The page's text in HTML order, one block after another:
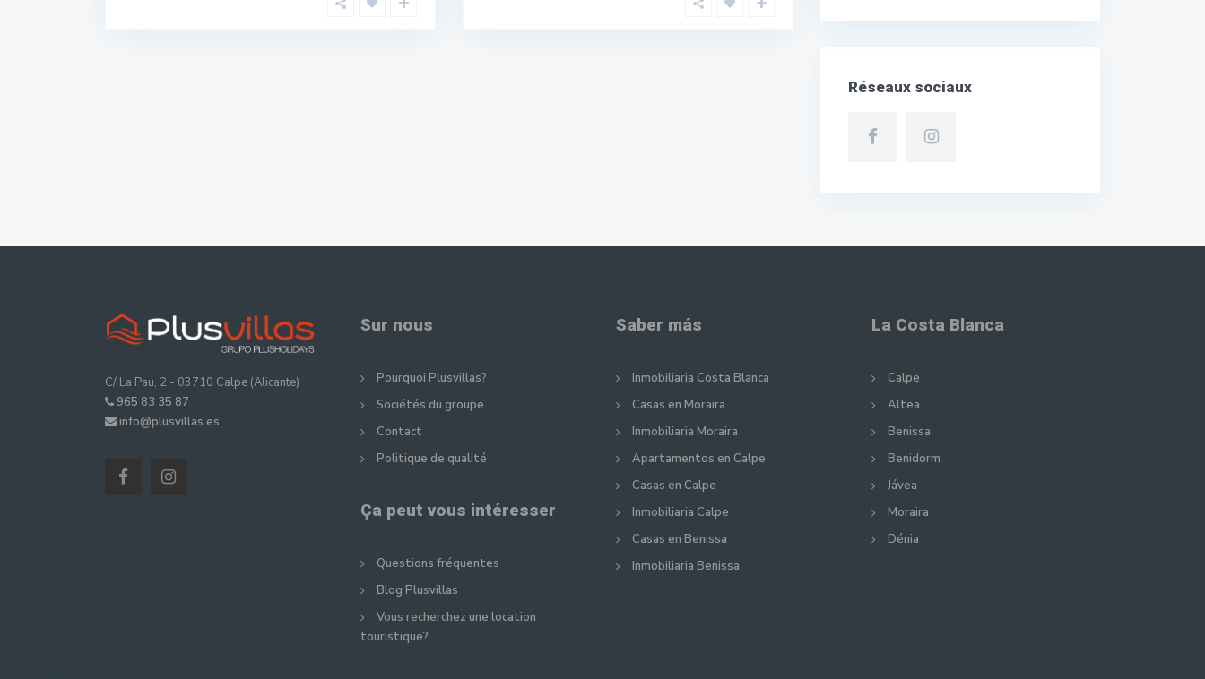
Réseaux sociaux
C/ La Pau, 2 - 03710 Calpe (Alicante)
965 83 35 87
info@plusvillas.es
Sur nous
Pourquoi Plusvillas?
Sociétés du groupe
Contact
Politique de qualité
Ça peut vous intéresser
Questions fréquentes
Blog Plusvillas
Vous recherchez une location
touristique?
Saber más
Inmobiliaria Costa Blanca
Casas en Moraira
Inmobiliaria Moraira
Apartamentos en Calpe
Casas en Calpe
Inmobiliaria Calpe
Casas en Benissa
Inmobiliaria Benissa
La Costa Blanca
Calpe
Altea
Benissa
Benidorm
Jávea
Moraira
Dénia